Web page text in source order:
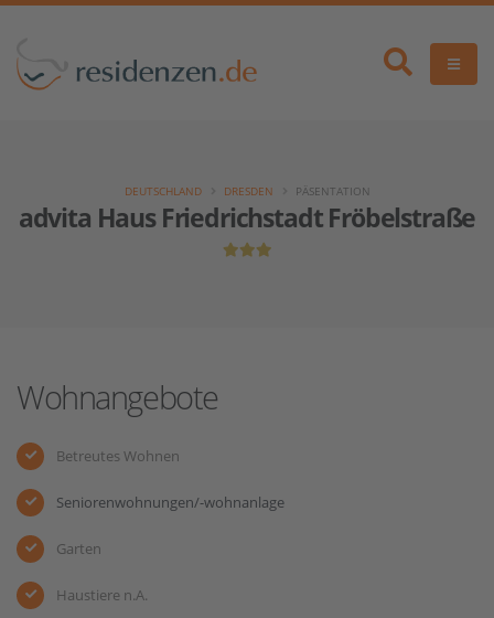
advita Haus Friedrichstadt Fröbelstraße
DEUTSCHLAND DRESDEN PÄSENTATION
Wohnangebote
Betreutes Wohnen
Seniorenwohnungen/-wohnanlage
Garten
Haustiere n.A.